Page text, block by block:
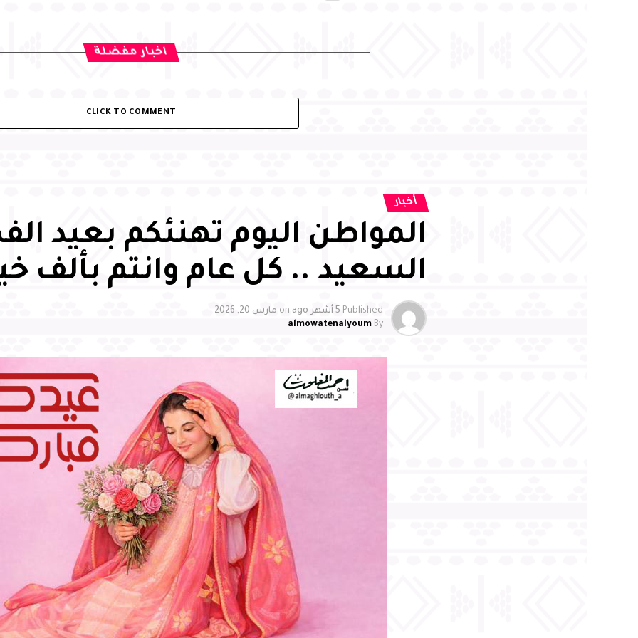
اخبار مفضلة
CLICK TO COMMENT
أخبار
المواطن اليوم تهنئكم بعيد
السعيد .. كل عام وانتم بألف
Published 5 أشهر ago on مارس 20, 2026
By
almowatenalyoum